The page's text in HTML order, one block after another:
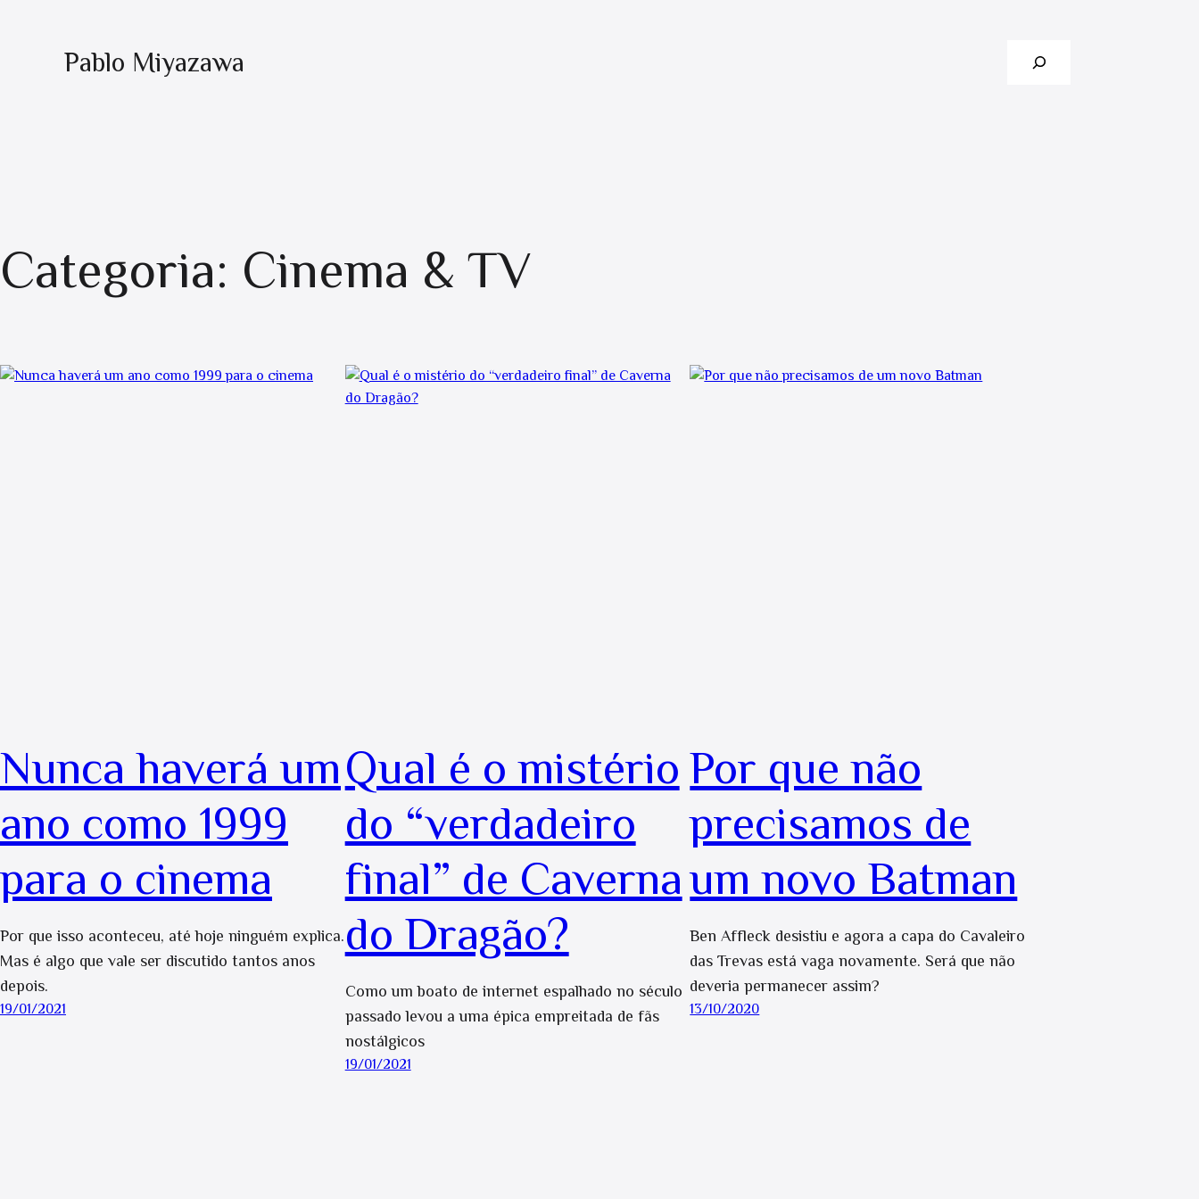
Pablo Miyazawa
Categoria: Cinema & TV
Nunca haverá um
ano como 1999
para o cinema
Por que isso aconteceu, até hoje ninguém explica.
Mas é algo que vale ser discutido tantos anos
depois.
19/01/2021
Qual é o mistério
do “verdadeiro
final” de Caverna
do Dragão?
Como um boato de internet espalhado no século
passado levou a uma épica empreitada de fãs
nostálgicos
19/01/2021
Por que não
precisamos de
um novo Batman
Ben Affleck desistiu e agora a capa do Cavaleiro
das Trevas está vaga novamente. Será que não
deveria permanecer assim?
13/10/2020